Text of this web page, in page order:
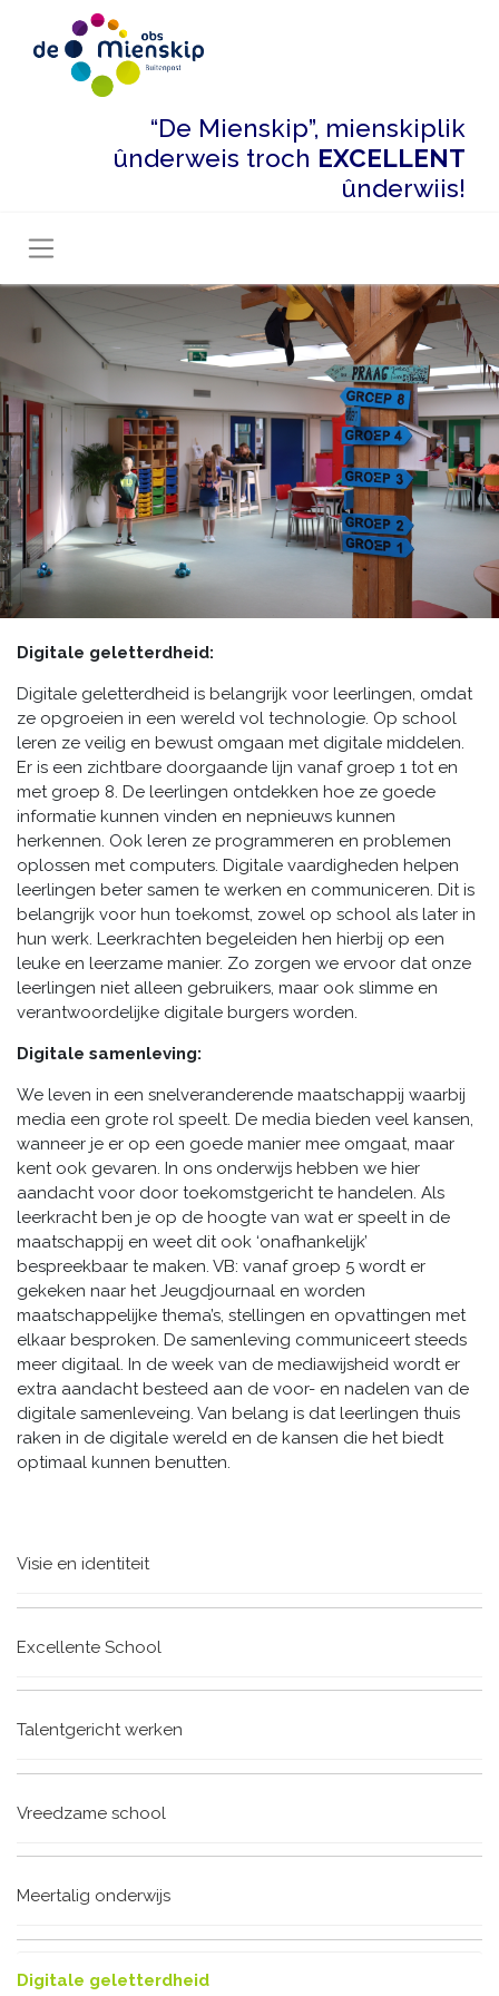
“De Mienskip”, mienskiplik
ûnderweis troch EXCELLENT
ûnderwiis!
Toggle navigation
Digitale geletterdheid:
Digitale geletterdheid is belangrijk voor leerlingen, omdat
ze opgroeien in een wereld vol technologie. Op school
leren ze veilig en bewust omgaan met digitale middelen.
Er is een zichtbare doorgaande lijn vanaf groep 1 tot en
met groep 8. De leerlingen ontdekken hoe ze goede
informatie kunnen vinden en nepnieuws kunnen
herkennen. Ook leren ze programmeren en problemen
oplossen met computers. Digitale vaardigheden helpen
leerlingen beter samen te werken en communiceren. Dit is
belangrijk voor hun toekomst, zowel op school als later in
hun werk. Leerkrachten begeleiden hen hierbij op een
leuke en leerzame manier. Zo zorgen we ervoor dat onze
leerlingen niet alleen gebruikers, maar ook slimme en
verantwoordelijke digitale burgers worden.
Digitale samenleving:
We leven in een snelveranderende maatschappij waarbij
media een grote rol speelt. De media bieden veel kansen,
wanneer je er op een goede manier mee omgaat, maar
kent ook gevaren. In ons onderwijs hebben we hier
aandacht voor door toekomstgericht te handelen. Als
leerkracht ben je op de hoogte van wat er speelt in de
maatschappij en weet dit ook ‘onafhankelijk’
bespreekbaar te maken. VB: vanaf groep 5 wordt er
gekeken naar het Jeugdjournaal en worden
maatschappelijke thema’s, stellingen en opvattingen met
elkaar besproken. De samenleving communiceert steeds
meer digitaal. In de week van de mediawijsheid wordt er
extra aandacht besteed aan de voor- en nadelen van de
digitale samenleveing. Van belang is dat leerlingen thuis
raken in de digitale wereld en de kansen die het biedt
optimaal kunnen benutten.
Visie en identiteit
Excellente School
Talentgericht werken
Vreedzame school
Meertalig onderwijs
Digitale geletterdheid